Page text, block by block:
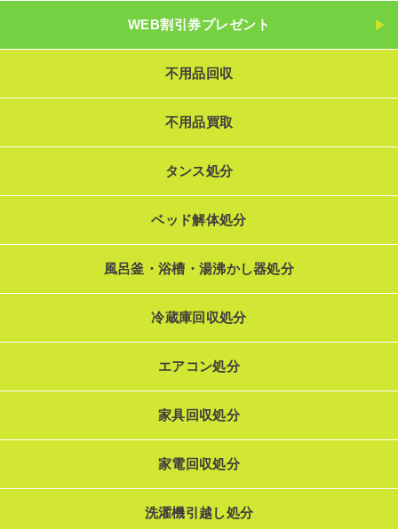
WEB割引券プレゼント
不用品回収
不用品買取
タンス処分
ベッド解体処分
風呂釜・浴槽・湯沸かし器処分
冷蔵庫回収処分
エアコン処分
家具回収処分
家電回収処分
洗濯機引越し処分